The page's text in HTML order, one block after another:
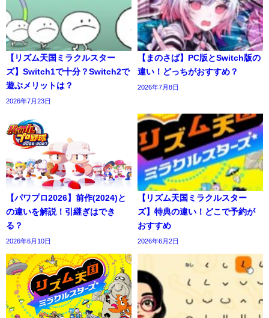
【リズム天国ミラクルスター
ズ】Switch1で十分？Switch2で
遊ぶメリットは？
2026年7月23日
【まのさば】PC版とSwitch版の
違い！どっちがおすすめ？
2026年7月8日
【パワプロ2026】前作(2024)と
の違いを解説！引継ぎはでき
る？
2026年6月10日
【リズム天国ミラクルスター
ズ】特典の違い！どこで予約が
おすすめ
2026年6月2日